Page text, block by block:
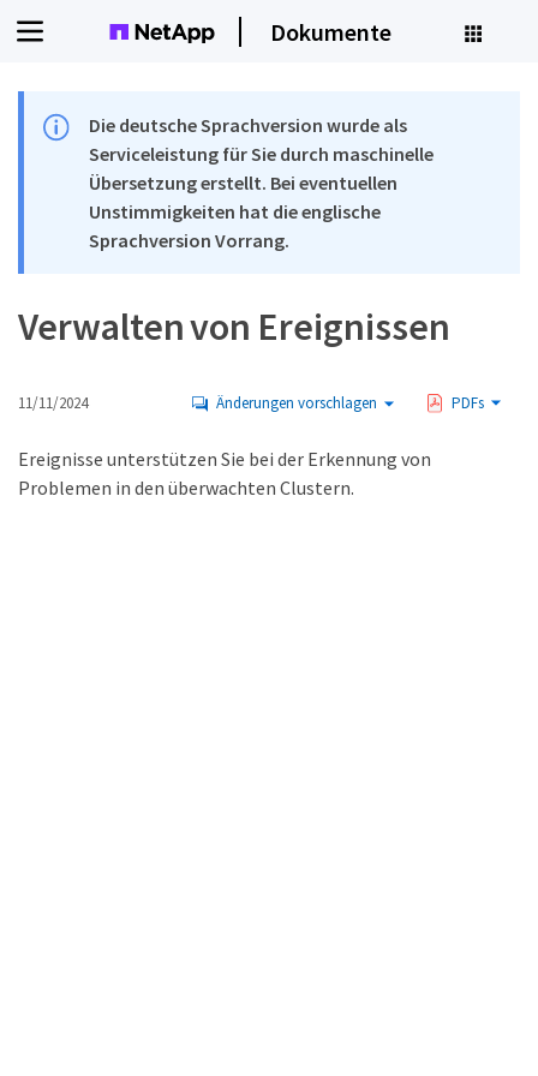
Dokumente
Die deutsche Sprachversion wurde als
Serviceleistung für Sie durch maschinelle
Übersetzung erstellt. Bei eventuellen
Unstimmigkeiten hat die englische
Sprachversion Vorrang.
Verwalten von Ereignissen
11/11/2024 Änderungen vorschlagen PDFs
Ereignisse unterstützen Sie bei der Erkennung von
Problemen in den überwachten Clustern.